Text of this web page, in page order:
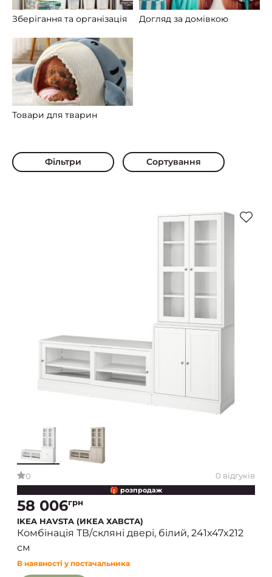
Зберігання та організація Догляд за домівкою
Товари для тварин
Фільтри Сортування
0 0 відгуків
🎁 розпродаж
58 006грн
IKEA HAVSTA (ИКЕА ХАВСТА)
Комбінація ТВ/скляні двері, білий, 241x47x212
см
В наявності у постачальника